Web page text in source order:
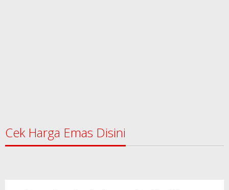
Cek Harga Emas Disini